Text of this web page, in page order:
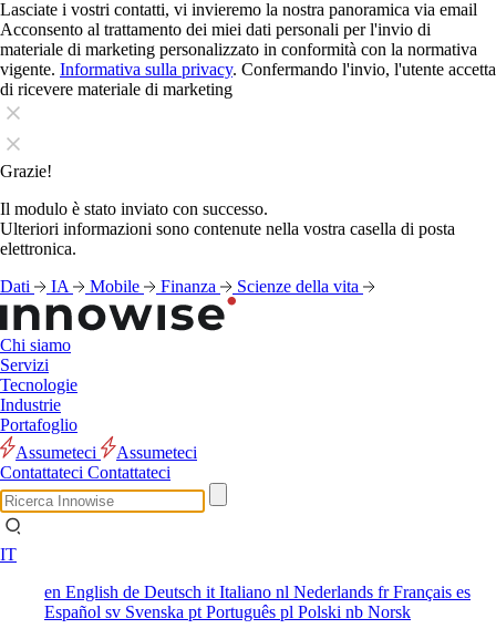
Lasciate i vostri contatti, vi invieremo la nostra panoramica via email
Acconsento al trattamento dei miei dati personali per l'invio di
materiale di marketing personalizzato in conformità con la normativa
vigente. Informativa sulla privacy. Confermando l'invio, l'utente accetta
di ricevere materiale di marketing
Grazie!
Il modulo è stato inviato con successo.
Ulteriori informazioni sono contenute nella vostra casella di posta
elettronica.
Dati
IA Mobile Finanza Scienze della vita
Chi siamo
Servizi
Tecnologie
Industrie
Portafoglio
Assumeteci
Assumeteci
Contattateci Contattateci
IT
en English de Deutsch it Italiano nl Nederlands frFrançais es
Español sv Svenska pt Português pl Polski nb Norsk